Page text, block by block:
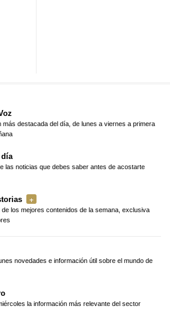
más destacada del día, de lunes a viernes a primera
las noticias que debes saber antes de acostarte
los mejores contenidos de la semana, exclusiva
novedades e información útil sobre el mundo de
la información más relevante del sector